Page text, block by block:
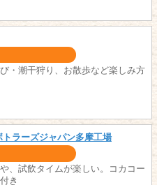
・潮干狩り、お散歩など楽しみ方
トラーズジャパン多摩工場
、試飲タイムが楽しい。コカコー
き